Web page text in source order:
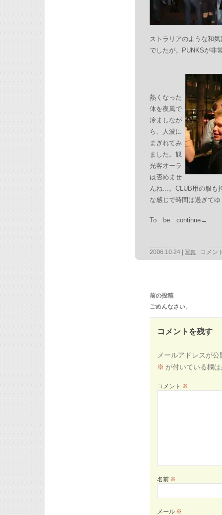
ストラリアのような和
でしたが。PUNKSが非
熱くなった
体を夜風で
冷ましなが
ら、人波に
まぎれてみ
ました。観
光客オーラ
は否めませ
んね…。CLUB用の服も
な感じで時間は過ぎて
To be continue→
2006.10.24 写真 コメン
投
稿
ナ
ゲ
シ
前の投稿
ごめんなさい。
コメントを残す
メールアドレスが
※ が付いている欄
コメント ※
名前 ※
メール ※